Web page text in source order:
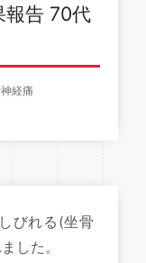
報告 70代
経痛
びれる(坐骨
した。